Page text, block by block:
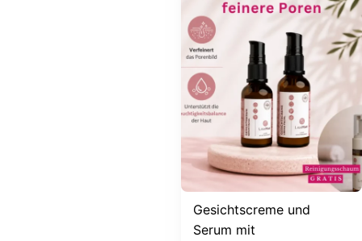
Gesichtscreme und
Serum mit